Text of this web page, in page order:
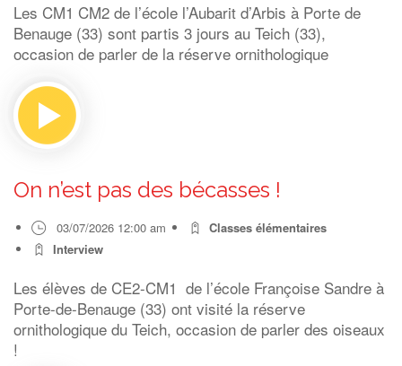
Les CM1 CM2 de l’école l’Aubarit d’Arbis à Porte de
Benauge (33) sont partis 3 jours au Teich (33),
occasion de parler de la réserve ornithologique
On n’est pas des bécasses !
03/07/2026 12:00 am
Classes élémentaires
Interview
Les élèves de CE2-CM1 de l’école Françoise Sandre à
Porte-de-Benauge (33) ont visité la réserve
ornithologique du Teich, occasion de parler des oiseaux
!